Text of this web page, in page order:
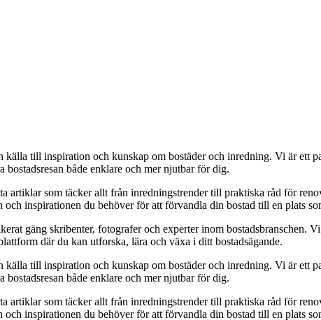
till inspiration och kunskap om bostäder och inredning. Vi är ett
bostadsresan både enklare och mer njutbar för dig.
artiklar som täcker allt från inredningstrender till praktiska råd för
inspirationen du behöver för att förvandla din bostad till en plats
gäng skribenter, fotografer och experter inom bostadsbranschen.
där du kan utforska, lära och växa i ditt bostadsägande.
till inspiration och kunskap om bostäder och inredning. Vi är ett
bostadsresan både enklare och mer njutbar för dig.
artiklar som täcker allt från inredningstrender till praktiska råd för
inspirationen du behöver för att förvandla din bostad till en plats